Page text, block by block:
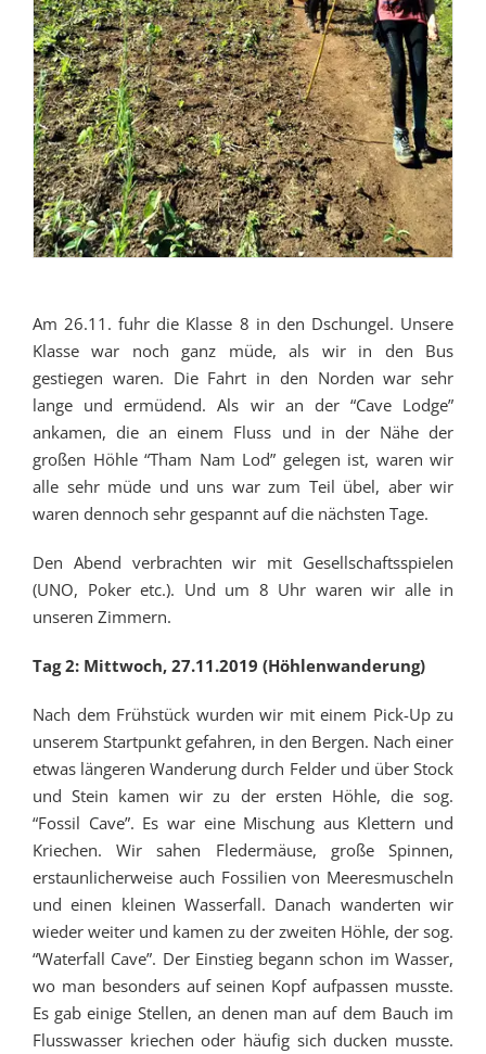
Am 26.11. fuhr die Klasse 8 in den Dschungel. Unsere
Klasse war noch ganz müde, als wir in den Bus
gestiegen waren. Die Fahrt in den Norden war sehr
lange und ermüdend. Als wir an der “Cave Lodge”
ankamen, die an einem Fluss und in der Nähe der
großen Höhle “Tham Nam Lod” gelegen ist, waren wir
alle sehr müde und uns war zum Teil übel, aber wir
waren dennoch sehr gespannt auf die nächsten Tage.
Den Abend verbrachten wir mit Gesellschaftsspielen
(UNO, Poker etc.). Und um 8 Uhr waren wir alle in
unseren Zimmern.
Tag 2: Mittwoch, 27.11.2019 (Höhlenwanderung)
Nach dem Frühstück wurden wir mit einem Pick-Up zu
unserem Startpunkt gefahren, in den Bergen. Nach einer
etwas längeren Wanderung durch Felder und über Stock
und Stein kamen wir zu der ersten Höhle, die sog.
“Fossil Cave”. Es war eine Mischung aus Klettern und
Kriechen. Wir sahen Fledermäuse, große Spinnen,
erstaunlicherweise auch Fossilien von Meeresmuscheln
und einen kleinen Wasserfall. Danach wanderten wir
wieder weiter und kamen zu der zweiten Höhle, der sog.
“Waterfall Cave”. Der Einstieg begann schon im Wasser,
wo man besonders auf seinen Kopf aufpassen musste.
Es gab einige Stellen, an denen man auf dem Bauch im
Flusswasser kriechen oder häufig sich ducken musste.